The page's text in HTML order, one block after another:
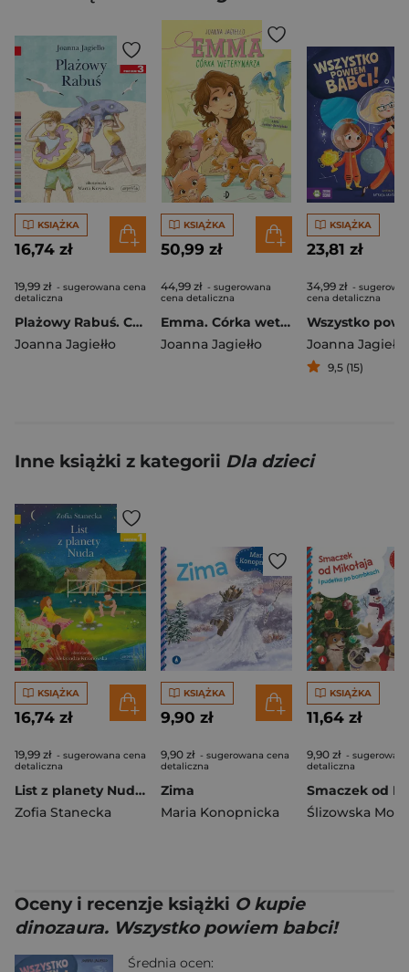
KSIĄŻKA
16,74 zł
19,99 zł - sugerowana cena
detaliczna
Plażowy Rabuś. Czytam sobie. Poziom 3
Joanna Jagiełło
KSIĄŻKA
50,99 zł
44,99 zł - sugerowana
cena detaliczna
Emma. Córka weterynarza. Emma, Tom 1
Joanna Jagiełło
KSIĄŻKA
23,81 zł
34,99 zł -
cena detaliczna
Joanna Jagiełło
9,5 (15)
Inne książki z kategorii Dla dzieci
KSIĄŻKA
16,74 zł
19,99 zł - sugerowana cena
detaliczna
List z planety Nuda. Czytam sobie. Poziom 1
Zofia Stanecka
KSIĄŻKA
9,90 zł
9,90 zł - sugerowana cena
detaliczna
Zima
Maria Konopnicka
KSIĄŻKA
11,64 zł
9,90 zł -
detaliczna
Ślizowska
Oceny i recenzje książki O kupie
dinozaura. Wszystko powiem babci!
Średnia ocen: